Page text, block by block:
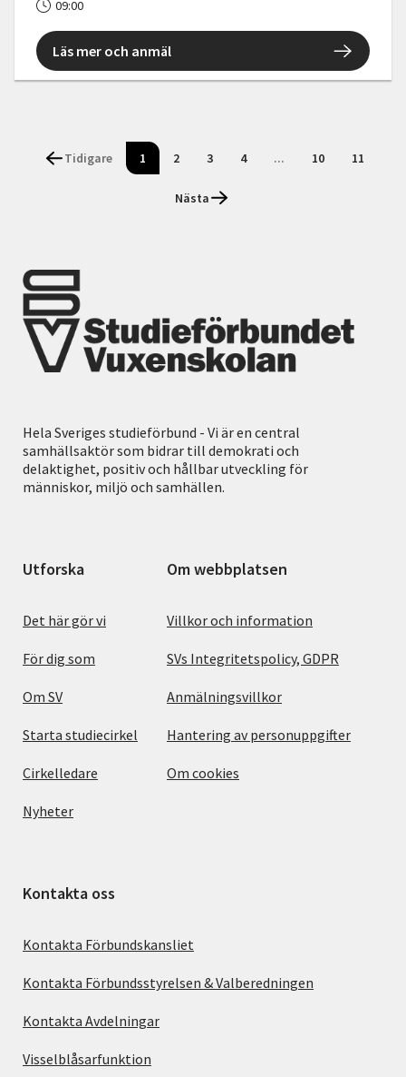
09:00
Läs mer och anmäl
Tidigare 1 2 3 4 ... 10 11
Nästa
Hela Sveriges studieförbund - Vi är en central
samhällsaktör som bidrar till demokrati och
delaktighet, positiv och hållbar utveckling för
människor, miljö och samhällen.
Utforska
Det här gör vi
För dig som
Om SV
Starta studiecirkel
Cirkelledare
Nyheter
Om webbplatsen
Villkor och information
SVs Integritetspolicy, GDPR
Anmälningsvillkor
Hantering av personuppgifter
Om cookies
Kontakta oss
Kontakta Förbundskansliet
Kontakta Förbundsstyrelsen & Valberedningen
Kontakta Avdelningar
Visselblåsarfunktion